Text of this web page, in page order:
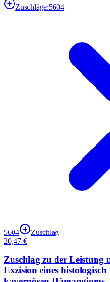
Zuschläge:5604
5604
Zuschlag
20,47 €
Zuschlag zu der Leistung
Exzision eines histologisch